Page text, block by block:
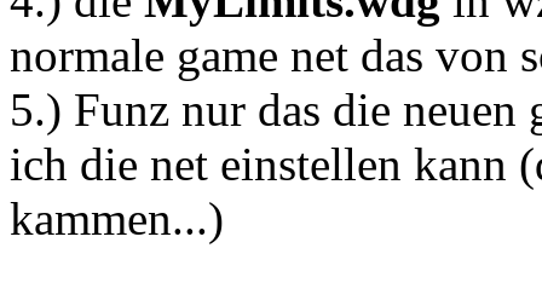
normale game net das von
5.) Funz nur das die neuen
ich die net einstellen kann
kammen...)